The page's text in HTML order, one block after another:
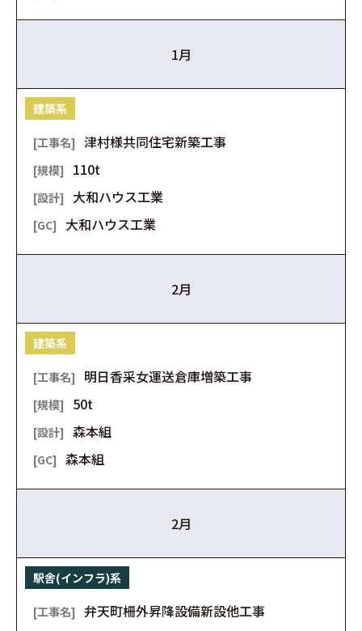
1月
建築系
津村様共同住宅新築工事
110t
大和ハウス工業
大和ハウス工業
2月
建築系
明日香采女運送倉庫増築工事
50t
森本組
森本組
2月
駅舎(インフラ)系
弁天町柵外昇降設備新設他工事